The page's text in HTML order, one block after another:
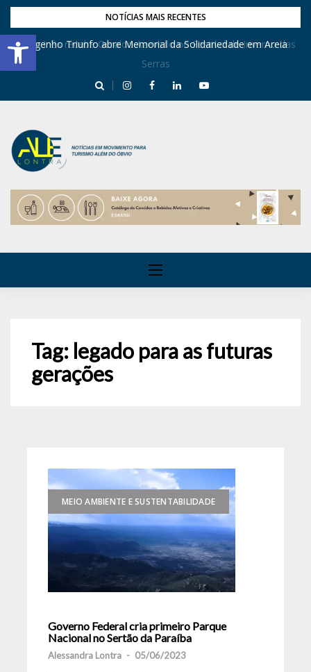
Barra de Ferramentas Aberta
NOTÍCIAS MAIS RECENTES
Dona Inês recebe Geraldo Azevedo no Festival de Inverno das
Serras
Engenho Triunfo abre Memorial da Solidariedade em Areia
Tag: legado para as futuras
gerações
MEIO AMBIENTE E SUSTENTABILIDADE
Governo Federal cria primeiro Parque
Nacional no Sertão da Paraíba
Alessandra Lontra - 05/06/2023